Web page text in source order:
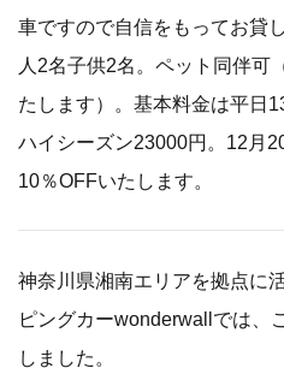
車ですので自信をもってお貸
人2名子供2名。ペット同伴可
たします）。基本料金は平日
ハイシーズン23000円。12月
10％OFFいたします。
神奈川県湘南エリアを拠点に
ピングカーwonderwallでは、
しました。